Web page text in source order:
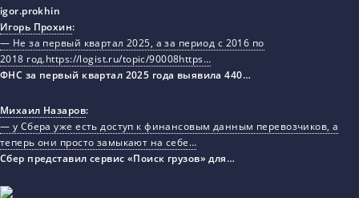
Игорь Прохин:
— Не за первый квартал 2025, а за период с 2016 по
2018 год.https://logist.ru/topic/90008https…
ФНС за первый квартал 2025 года выявила 440…
Михаил Назаров:
— у Сбера уже есть доступ к финансовым данным перевозчиков, а
теперь они просто замыкают на себе…
Сбер представил сервис «Поиск грузов» для…